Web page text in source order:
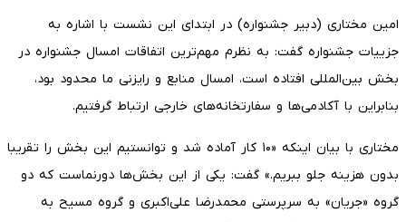
امین مختاری (دبیر جشنواره) در ابتدای این نشست با اشاره به
جزییات جشنواره گفت: به نظرم مهم‌ترین اتفاقات امسال جشنواره در
بخش بین‌المللی افتاده است، امسال منابع و رایزنی ما محدود بود،
بنابراین با آکادمی‌ها و سفارتخانه‌های خارجی ارتباط گرفتیم.
مختاری با بیان اینکه «۱۰ کار آماده شد و توانستیم این بخش را تقریبا
بدون هزینه جلو ببریم.» گفت: یکی از این بخش‌ها دورنماست که دو
گروه «جریان» به سرپرستی محمدرضا علی‌اکبری و گروه مسیح به